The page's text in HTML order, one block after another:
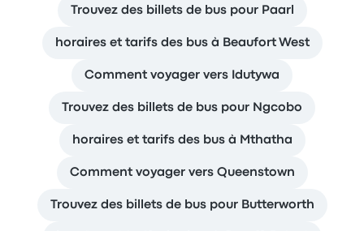
Trouvez des billets de bus pour Paarl
horaires et tarifs des bus à Beaufort West
Comment voyager vers Idutywa
Trouvez des billets de bus pour Ngcobo
horaires et tarifs des bus à Mthatha
Comment voyager vers Queenstown
Trouvez des billets de bus pour Butterworth